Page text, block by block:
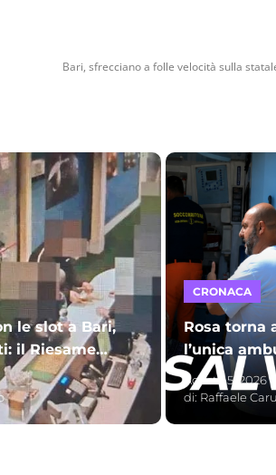
le slot a Bari,
il Riesame
per sette
CRONACA
Rosa torna
l’unica
stata
tranquilli
Agosto 5, 2026
di: Raffaele